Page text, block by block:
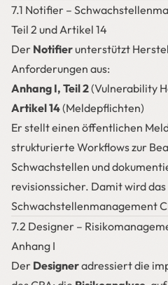
7.1 Notifier –
Teil 2 und Artikel 14
Der Notifierunterstützt
Anforderungen aus:
Anhang I, Teil 2(Vulnerability
Artikel 14(Meldepflichten)
Er stellt einen öffentlichen
strukturierte Workflows zur
Schwachstellen und
revisionssicher. Damit wird das
Schwachstellenmanagement
7.2 Designer –
Anhang I
Der Designeradressiert die